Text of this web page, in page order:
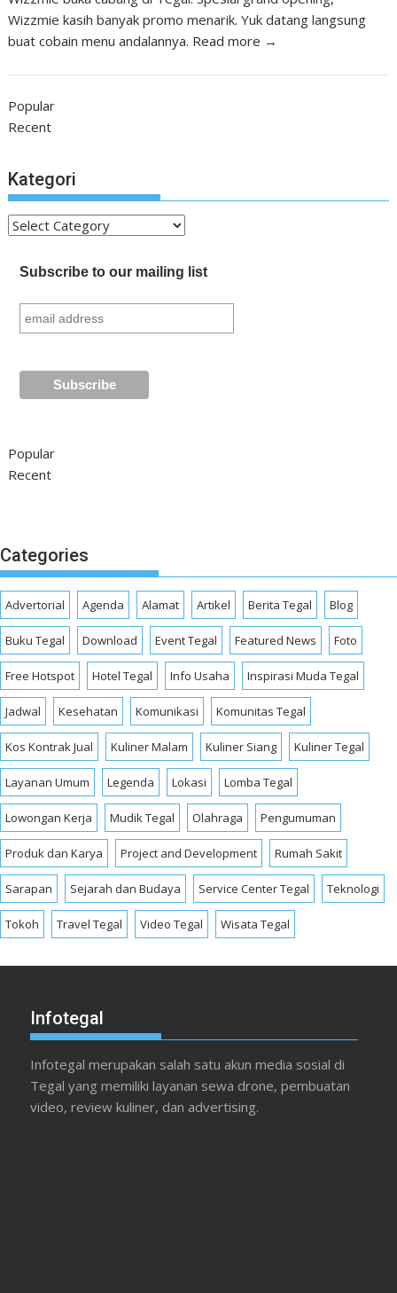
Wizzmie kasih banyak promo menarik. Yuk datang langsung
buat cobain menu andalannya. Read more →
Popular
Recent
Kategori
Kategori
Subscribe to our mailing list
Popular
Recent
Categories
Advertorial Agenda Alamat Artikel Berita Tegal Blog
Buku Tegal Download Event Tegal Featured News Foto
Free Hotspot Hotel Tegal Info Usaha Inspirasi Muda Tegal
Jadwal Kesehatan Komunikasi Komunitas Tegal
Kos Kontrak Jual Kuliner Malam Kuliner Siang Kuliner Tegal
Layanan Umum Legenda Lokasi Lomba Tegal
Lowongan Kerja Mudik Tegal Olahraga Pengumuman
Produk dan Karya Project and Development Rumah Sakit
Sarapan Sejarah dan Budaya Service Center Tegal Teknologi
Tokoh Travel Tegal Video Tegal Wisata Tegal
Infotegal
Infotegal merupakan salah satu akun media sosial di
Tegal yang memiliki layanan sewa drone, pembuatan
video, review kuliner, dan advertising.